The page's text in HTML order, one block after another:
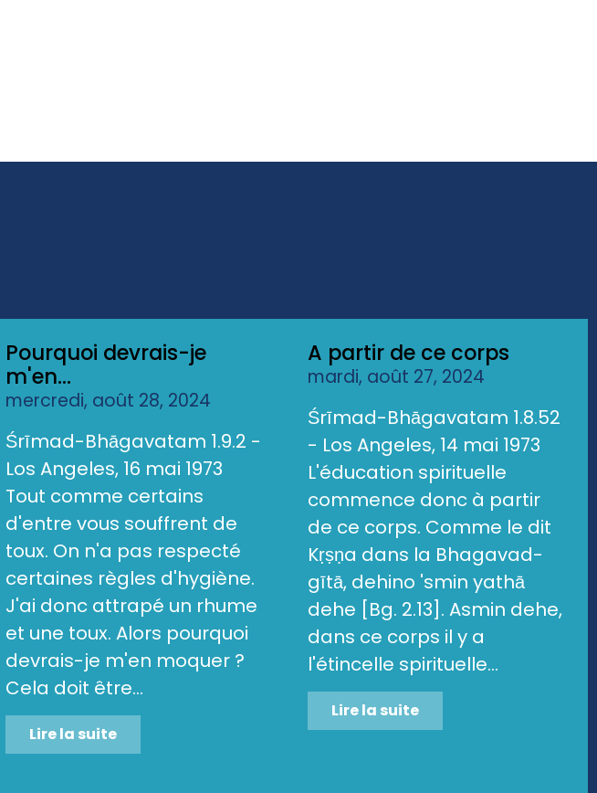
Pourquoi devrais-je
m'en...
mercredi, août 28, 2024
Śrīmad-Bhāgavatam 1.9.2 -
Los Angeles, 16 mai 1973
Tout comme certains
d'entre vous souffrent de
toux. On n'a pas respecté
certaines règles d'hygiène.
J'ai donc attrapé un rhume
et une toux. Alors pourquoi
devrais-je m'en moquer ?
Cela doit être...
Lire la suite
A partir de ce corps
mardi, août 27, 2024
Śrīmad-Bhāgavatam 1.8.52
- Los Angeles, 14 mai 1973
L'éducation spirituelle
commence donc à partir
de ce corps. Comme le dit
Kṛṣṇa dans la Bhagavad-
gītā, dehino 'smin yathā
dehe [Bg. 2.13]. Asmin dehe,
dans ce corps il y a
l'étincelle spirituelle...
Lire la suite